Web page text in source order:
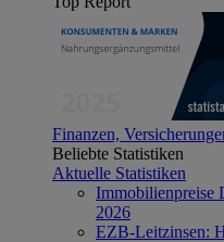
Finanzen,
Beliebte Statistiken
Aktuelle Statistiken
Immobilienpreise
2026
EZB-Leitzinsen: